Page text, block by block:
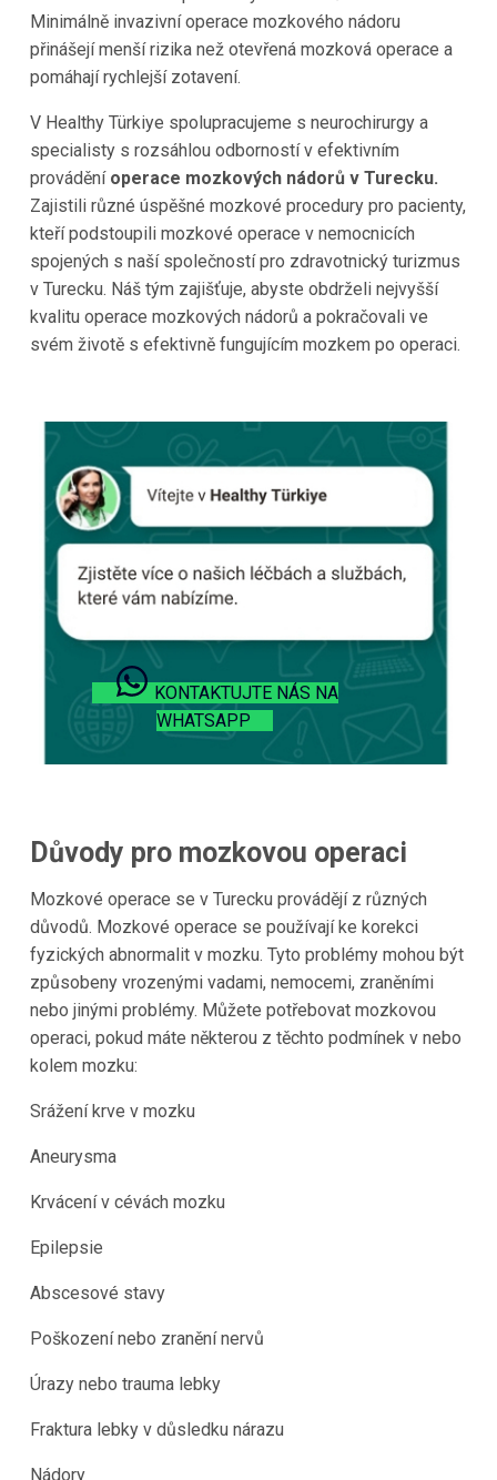
Minimálně invazivní operace mozkového nádoru
přinášejí menší rizika než otevřená mozková operace a
pomáhají rychlejší zotavení.
V Healthy Türkiye spolupracujeme s neurochirurgy a
specialisty s rozsáhlou odborností v efektivním
provádění operace mozkových nádorů v Turecku.
Zajistili různé úspěšné mozkové procedury pro pacienty,
kteří podstoupili mozkové operace v nemocnicích
spojených s naší společností pro zdravotnický turizmus
v Turecku. Náš tým zajišťuje, abyste obdrželi nejvyšší
kvalitu operace mozkových nádorů a pokračovali ve
svém životě s efektivně fungujícím mozkem po operaci.
KONTAKTUJTE NÁS NA
WHATSAPP
Důvody pro mozkovou operaci
Mozkové operace se v Turecku provádějí z různých
důvodů. Mozkové operace se používají ke korekci
fyzických abnormalit v mozku. Tyto problémy mohou být
způsobeny vrozenými vadami, nemocemi, zraněními
nebo jinými problémy. Můžete potřebovat mozkovou
operaci, pokud máte některou z těchto podmínek v nebo
kolem mozku:
Srážení krve v mozku
Aneurysma
Krvácení v cévách mozku
Epilepsie
Abscesové stavy
Poškození nebo zranění nervů
Úrazy nebo trauma lebky
Fraktura lebky v důsledku nárazu
Nádory